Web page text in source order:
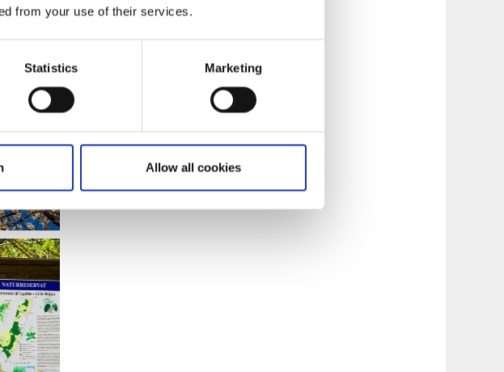
from your use of their services.
Statistics Marketing
Allow all cookies